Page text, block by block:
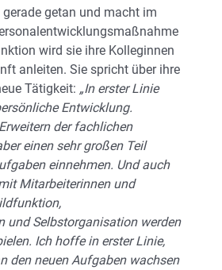
getan und macht im
wird sie ihre Kolleginnen
anleiten. Sie spricht über ihre
Tätigkeit: „In erster Linie
Entwicklung.
der fachlichen
einen sehr großen Teil
einnehmen. Und auch
Mitarbeiterinnen und
und Selbstorganisation werden
Ich hoffe in erster Linie,
den neuen Aufgaben wachsen